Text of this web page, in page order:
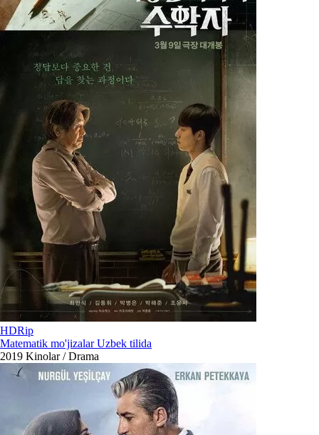
HDRip
Matematik mo'jizalar Uzbek tilida
2019 Kinolar / Drama